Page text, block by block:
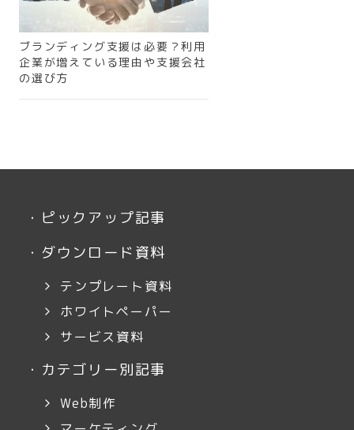
ブランディング支援は必要？利用
企業が増えている理由や支援会社
の選び方
・ ピックアップ記事
・ ダウンロード資料
テンプレート資料
ホワイトペーパー
サービス資料
・ カテゴリー別記事
Web制作